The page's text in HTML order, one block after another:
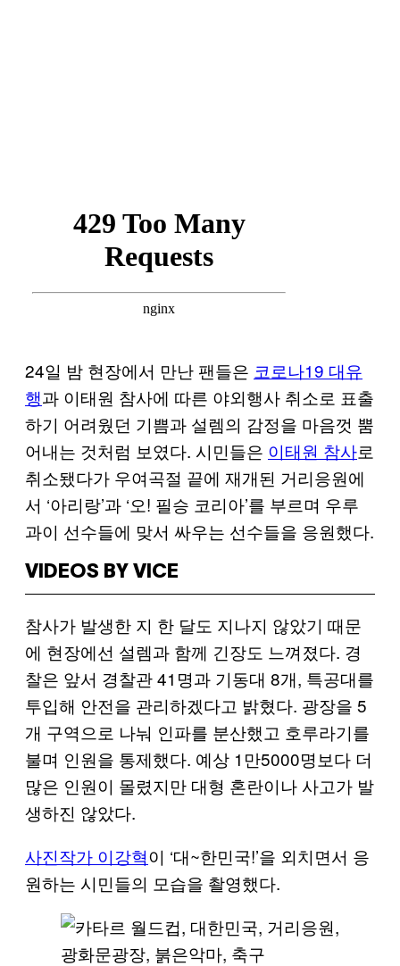
24일 밤 현장에서 만난 팬들은 코로나19 대유
행과 이태원 참사에 따른 야외행사 취소로 표출
하기 어려웠던 기쁨과 설렘의 감정을 마음껏 뿜
어내는 것처럼 보였다. 시민들은 이태원 참사로
취소됐다가 우여곡절 끝에 재개된 거리응원에
서 ‘아리랑’과 ‘오! 필승 코리아’를 부르며 우루
과이 선수들에 맞서 싸우는 선수들을 응원했다.
VIDEOS BY VICE
참사가 발생한 지 한 달도 지나지 않았기 때문
에 현장에선 설렘과 함께 긴장도 느껴졌다. 경
찰은 앞서 경찰관 41명과 기동대 8개, 특공대를
투입해 안전을 관리하겠다고 밝혔다. 광장을 5
개 구역으로 나눠 인파를 분산했고 호루라기를
불며 인원을 통제했다. 예상 1만5000명보다 더
많은 인원이 몰렸지만 대형 혼란이나 사고가 발
생하진 않았다.
사진작가 이강혁이 ‘대~한민국!’을 외치면서 응
원하는 시민들의 모습을 촬영했다.